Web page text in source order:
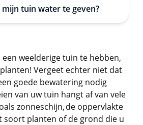
tuin water te geven?
weelderige tuin te hebben,
Vergeet echter niet dat
goede bewatering nodig
van uw tuin hangt af van vele
zonneschijn, de oppervlakte
soort planten of de grond die u